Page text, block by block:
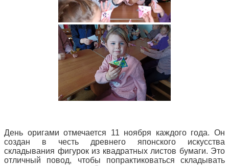
День оригами отмечается 11 ноября каждого года. Он
создан в честь древнего японского искусства
складывания фигурок из квадратных листов бумаги. Это
отличный повод, чтобы попрактиковаться складывать